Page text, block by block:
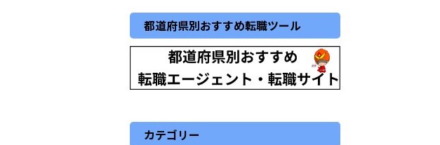
都道府県別おすすめ転職ツール
カテゴリー